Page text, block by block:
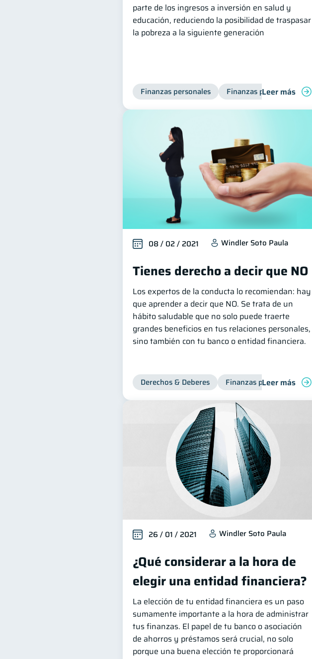
parte de los ingresos a inversión en salud y
educación, reduciendo la posibilidad de traspasar
la pobreza a la siguiente generación
Finanzas personales Finanzas para mujeres
Leer más
08 / 02 / 2021 Windler Soto Paula
Tienes derecho a decir que NO
Los expertos de la conducta lo recomiendan: hay
que aprender a decir que NO. Se trata de un
hábito saludable que no solo puede traerte
grandes beneficios en tus relaciones personales,
sino también con tu banco o entidad financiera.
Derechos & Deberes Finanzas personales
Leer más
26 / 01 / 2021 Windler Soto Paula
¿Qué considerar a la hora de
elegir una entidad financiera?
La elección de tu entidad financiera es un paso
sumamente importante a la hora de administrar
tus finanzas. El papel de tu banco o asociación
de ahorros y préstamos será crucial, no solo
porque una buena elección te proporcionará